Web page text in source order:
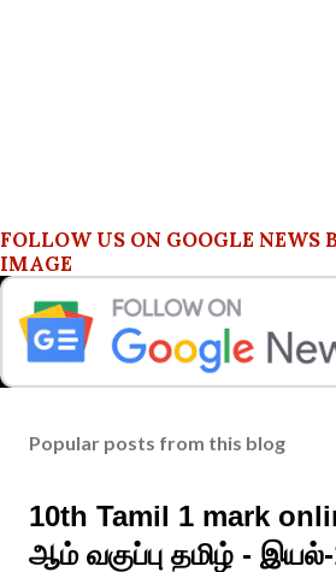
FOLLOW US ON GOOGLE NEWS
IMAGE
Popular posts from this blog
10th Tamil 1 mark
ஆம் வகுப்பு தமிழ் -